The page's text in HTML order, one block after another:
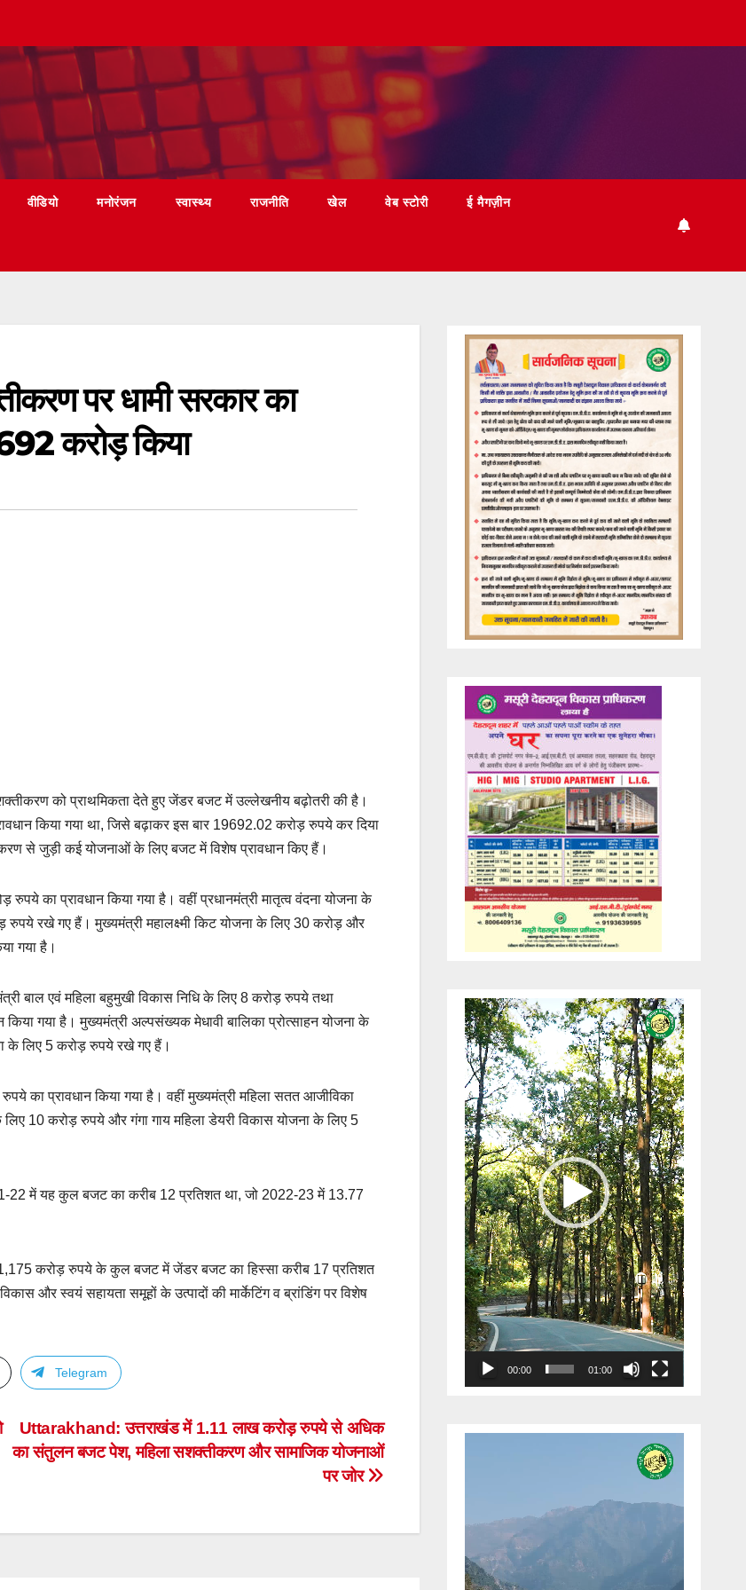
वीडियो मनोरंजन स्वास्थ्य राजनीति खेल वेब स्टोरी ई मैगज़ीन
पर धामी सरकार का
करोड़ किया
को प्राथमिकता देते हुए जेंडर बजट में उल्लेखनीय बढ़ोतरी की है।
किया गया था, जिसे बढ़ाकर इस बार 19692.02 करोड़ रुपये कर दिया
से जुड़ी कई योजनाओं के लिए बजट में विशेष प्रावधान किए हैं।
का प्रावधान किया गया है। वहीं प्रधानमंत्री मातृत्व वंदना योजना के
रखे गए हैं। मुख्यमंत्री महालक्ष्मी किट योजना के लिए 30 करोड़ और
गया है।
बाल एवं महिला बहुमुखी विकास निधि के लिए 8 करोड़ रुपये तथा
किया गया है। मुख्यमंत्री अल्पसंख्यक मेधावी बालिका प्रोत्साहन योजना के
के लिए 5 करोड़ रुपये रखे गए हैं।
का प्रावधान किया गया है। वहीं मुख्यमंत्री महिला सतत आजीविका
10 करोड़ रुपये और गंगा गाय महिला डेयरी विकास योजना के लिए 5
22 में यह कुल बजट का करीब 12 प्रतिशत था, जो 2022-23 में 13.77
करोड़ रुपये के कुल बजट में जेंडर बजट का हिस्सा करीब 17 प्रतिशत
और स्वयं सहायता समूहों के उत्पादों की मार्केटिंग व ब्रांडिंग पर विशेष
Telegram
Uttarakhand: उत्तराखंड में 1.11 लाख करोड़ रुपये से अधिक
का संतुलन बजट पेश, महिला सशक्तीकरण और सामाजिक योजनाओं
पर जोर
Video
Player
00:00 01:00